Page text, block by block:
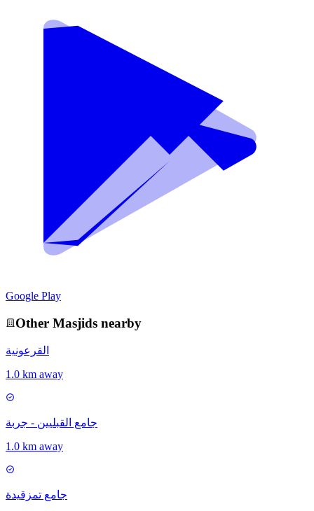
Google Play
Other Masjids nearby
القرعونية
1.0 km away
جامع القبليين - جربة
1.0 km away
جامع تمزقيدة